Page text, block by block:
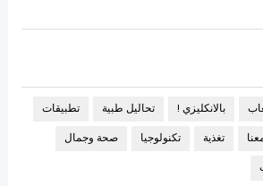
بالانكليزي ! تحاليل طبية تطبيقات
تغذية تكنولوجيا صحة وجمال